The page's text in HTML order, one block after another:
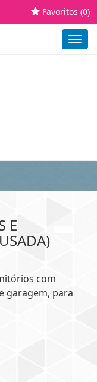
Favoritos (0)
E
com
garagem, para